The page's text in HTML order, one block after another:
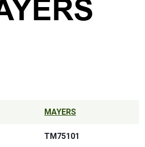
MAYERS
TM75101